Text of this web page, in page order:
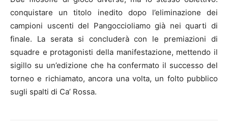
conquistare un titolo inedito dopo l’eliminazione dei
campioni uscenti del Pangoccioliamo già nei quarti di
finale. La serata si concluderà con le premiazioni di
squadre e protagonisti della manifestazione, mettendo il
sigillo su un’edizione che ha confermato il successo del
torneo e richiamato, ancora una volta, un folto pubblico
sugli spalti di Ca’ Rossa.